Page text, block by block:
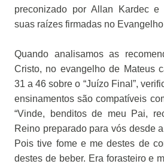
preconizado por Allan Kardec e
suas raízes firmadas no
Quando analisamos as
Cristo, no evangelho de Mateus
31 a 46 sobre o “Juízo Final”,
ensinamentos são compatíveis
“Vinde, benditos de meu Pai,
Reino preparado para vós desde
Pois tive fome e me destes de
destes de beber. Era forasteiro e